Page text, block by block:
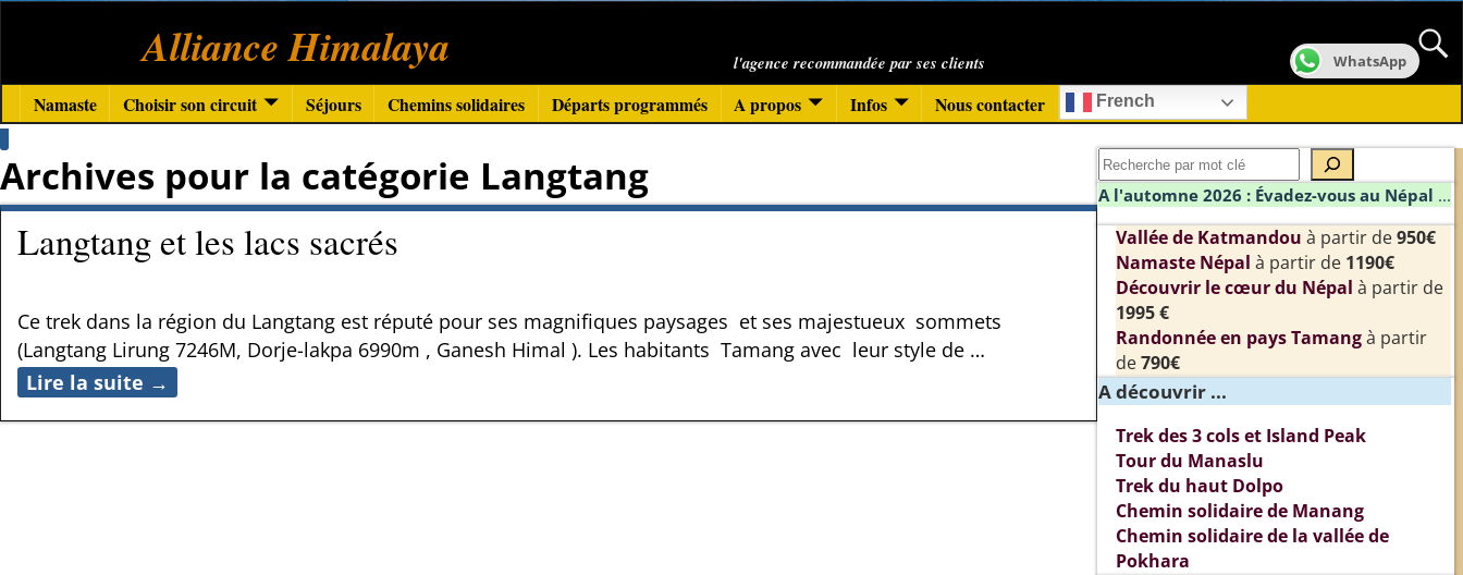
Alliance Himalaya l'agence recommandée par ses clients
Namaste Choisir son circuit Séjours Chemins solidaires Départs programmés A propos Infos Nous contacter French
Archives pour la catégorie Langtang
Langtang et les lacs sacrés
Ce trek dans la région du Langtang est réputé pour ses magnifiques paysages et ses majestueux sommets
(Langtang Lirung 7246M, Dorje-lakpa 6990m , Ganesh Himal ). Les habitants Tamang avec leur style de …
Lire la suite →
A l'automne 2026 : Évadez-vous au Népal ...
Vallée de Katmandou à partir de950€
Namaste Népal à partir de 1190€
Découvrir le cœur du Népal à partir de
1995 €
Randonnée en pays Tamangà partir
de790€
A découvrir ...
Trek des 3 cols et Island Peak
Tour du Manaslu
Trek du haut Dolpo
Chemin solidaire de Manang
Chemin solidaire de la vallée de
Pokhara
WhatsApp